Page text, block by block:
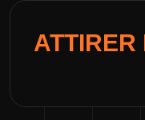
ATTIRER